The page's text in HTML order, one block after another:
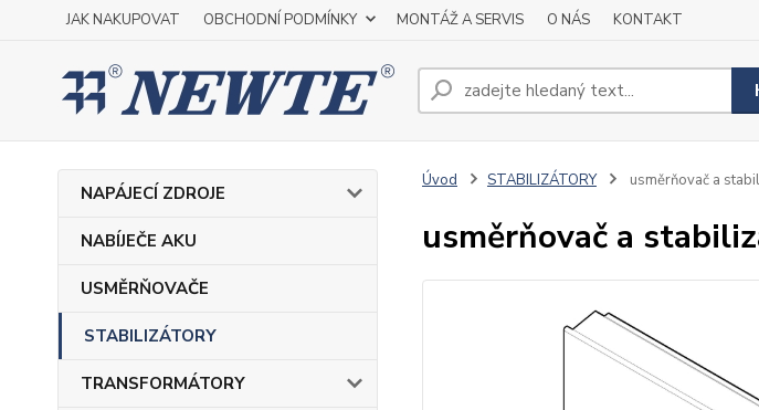
JAK NAKUPOVAT OBCHODNÍ PODMÍNKY MONTÁŽ A SERVIS O NÁS KONTAKT
NAPÁJECÍ ZDROJE
NABÍJEČE AKU
USMĚRŇOVAČE
STABILIZÁTORY
TRANSFORMÁTORY
Úvod STABILIZÁTORY usměrňovač a
usměrňovač a